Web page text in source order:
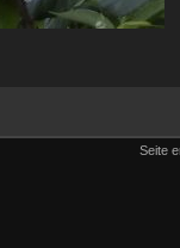
Seite